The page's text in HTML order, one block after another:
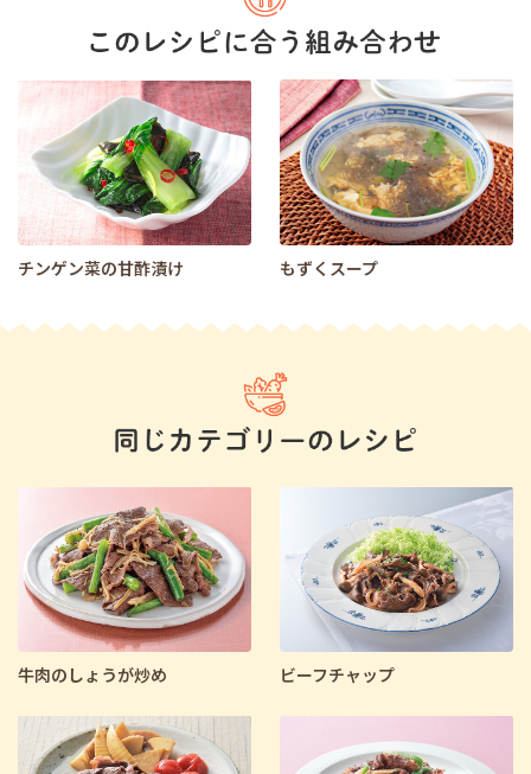
チンゲン菜の甘酢漬け もずくスープ
牛肉のしょうが炒め ビーフチャップ